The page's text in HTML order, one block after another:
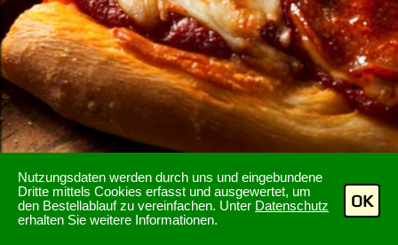
Nutzungsdaten werden durch uns und eingebundene
Dritte mittels Cookies erfasst und ausgewertet, um
den Bestellablauf zu vereinfachen. Unter Datenschutz
erhalten Sie weitere Informationen.
OK